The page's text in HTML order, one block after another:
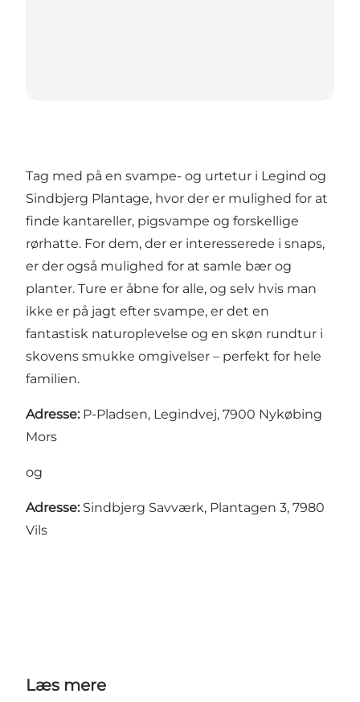
Tag med på en svampe- og urtetur i Legind og
Sindbjerg Plantage, hvor der er mulighed for at
finde kantareller, pigsvampe og forskellige
rørhatte. For dem, der er interesserede i snaps,
er der også mulighed for at samle bær og
planter. Ture er åbne for alle, og selv hvis man
ikke er på jagt efter svampe, er det en
fantastisk naturoplevelse og en skøn rundtur i
skovens smukke omgivelser – perfekt for hele
familien.
Adresse: P-Pladsen, Legindvej, 7900 Nykøbing
Mors
og
Adresse: Sindbjerg Savværk, Plantagen 3, 7980
Vils
Læs mere